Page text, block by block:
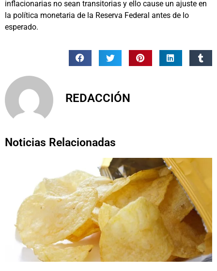
inflacionarias no sean transitorias y ello cause un ajuste en
la política monetaria de la Reserva Federal antes de lo
esperado.
REDACCIÓN
Noticias Relacionadas